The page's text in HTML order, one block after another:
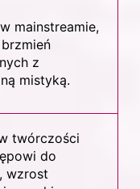
mainstreamie,
brzmień
z
mistyką.
twórczości
do
wzrost